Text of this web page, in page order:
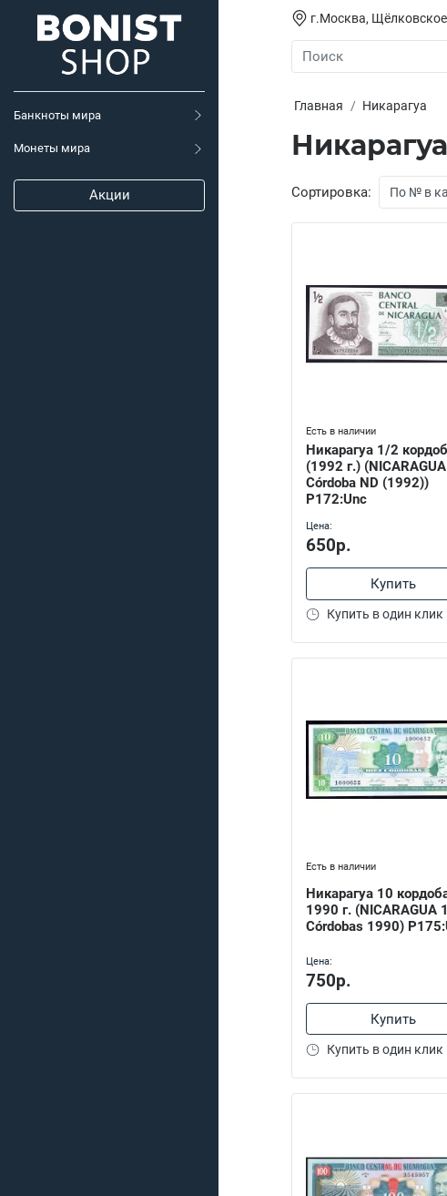
Банкноты мира
Монеты мира
Акции
г.Москва,
Главная Никарагуа
Никарагуа
Сортировка:
Есть в наличии
Никарагуа 1/2
(1992 г.)
Córdoba ND (1992))
P172:Unc
Цена:
650р.
Купить
Купить в один клик
Есть в наличии
Никарагуа 10
1990 г. (NICARAGUA
Córdobas 1990)
Цена:
750р.
Купить
Купить в один клик